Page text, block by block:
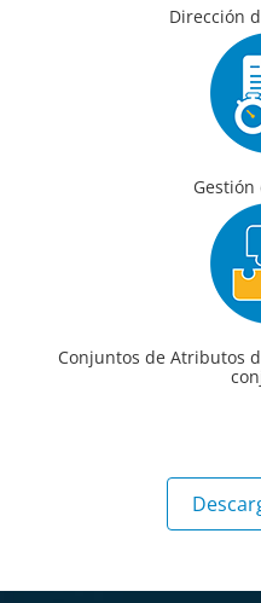
Dirección
Gestión
Conjuntos de Atributos